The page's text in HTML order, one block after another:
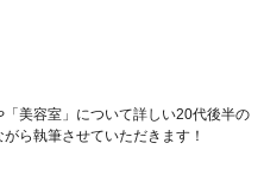
「美容室」について詳しい20代後半の
ら執筆させていただきます！